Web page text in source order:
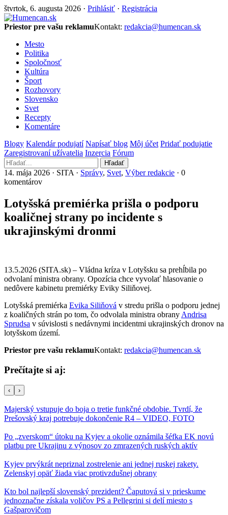
štvrtok, 6. augusta 2026 · Prihlásiť · Registrácia
Priestor pre vašu reklamuKontakt: redakcia@humencan.sk
Mesto
Politika
Spoločnosť
Kultúra
Šport
Rozhovory
Slovensko
Svet
Recepty
Komentáre
Blogy Kalendár podujatí Napísať blog Môj účet Pridať podujatie
Zaregistrovaní užívatelia Inzercia Fórum
Hľadať
14. mája 2026 · SITA · Správy, Svet, Výber redakcie · 0
komentárov
Lotyšská premiérka prišla o podporu
koaličnej strany po incidente s
ukrajinskými dronmi
13.5.2026 (SITA.sk) – Vládna kríza v Lotyšsku sa prehĺbila po
odvolaní ministra obrany. Opozícia chce vyvolať hlasovanie o
nedôvere kabinetu premiérky Eviky Siliňovej.
Lotyšská premiérka Evika Siliňová v stredu prišla o podporu jednej
z koaličných strán po tom, čo odvolala ministra obrany Andrisa
Sprudsa v súvislosti s nedávnymi incidentmi ukrajinských dronov na
lotyšskom území.
Priestor pre vašu reklamuKontakt: redakcia@humencan.sk
Prečítajte si aj:
‹ ›
Majerský vstupuje do boja o tretie funkčné obdobie. Tvrdí, že
Prešovský kraj potrebuje dokončenie R4 – VIDEO, FOTO
Po „zverskom“ útoku na Kyjev a okolie oznámila šéfka EK novú
platbu pre Ukrajinu z výnosov zo zmrazených ruských aktív
Kyjev prvýkrát nepriznal zostrelenie ani jednej ruskej rakety.
Zelenskyj opäť žiada viac protivzdušnej obrany
Kto bol najlepší slovenský prezident? Čaputová si v prieskume
jednoznačne získala voličov PS a Pellegrini si delí miesto s
Gašparovičom